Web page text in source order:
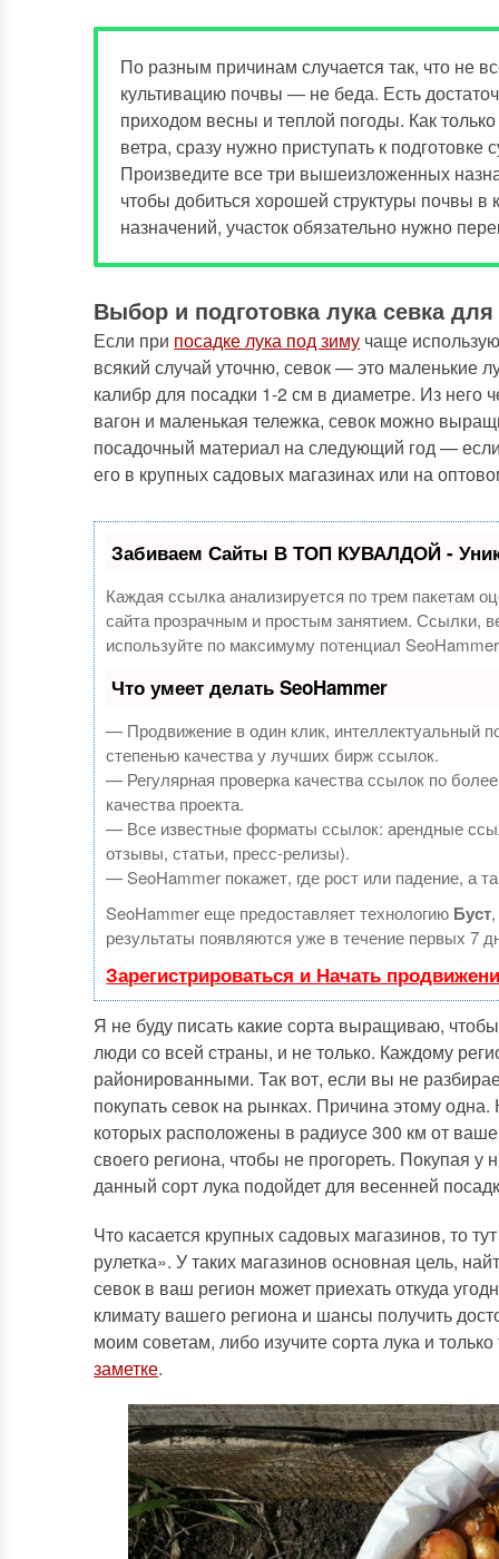
По разным причинам случается так, что не
культивацию почвы — не беда. Есть
приходом весны и теплой погоды. Как
ветра, сразу нужно приступать к
Произведите все три вышеизложенных
чтобы добиться хорошей структуры почвы в
назначений, участок обязательно нужно
Выбор и подготовка лука севка
Если при посадке лука под зиму чаще
всякий случай уточню, севок — это
калибр для посадки 1-2 см в диаметре. Из него
вагон и маленькая тележка, севок можно
посадочный материал на следующий год —
его в крупных садовых магазинах или на
Забиваем Сайты В ТОП КУВАЛДОЙ -
Каждая ссылка анализируется по трем пакетам
сайта прозрачным и простым занятием. Ссылки,
используйте по максимуму потенциал
Что умеет делать SeoHammer
— Продвижение в один клик, интеллектуальный
степенью качества у лучших бирж ссылок.
— Регулярная проверка качества ссылок по
качества проекта.
— Все известные форматы ссылок: арендные
отзывы, статьи, пресс-релизы).
— SeoHammer покажет, где рост или падение, а
SeoHammer еще предоставляет технологию Буст
результаты появляются уже в течение первых 7
Зарегистрироваться и Начать
Я не буду писать какие сорта выращиваю,
люди со всей страны, и не только. Каждому
районированными. Так вот, если вы не
покупать севок на рынках. Причина этому
которых расположены в радиусе 300 км от
своего региона, чтобы не прогореть. Покупая
данный сорт лука подойдет для весенней
Что касается крупных садовых магазинов, то
рулетка». У таких магазинов основная цель,
севок в ваш регион может приехать откуда
климату вашего региона и шансы получить
моим советам, либо изучите сорта лука и
заметке.